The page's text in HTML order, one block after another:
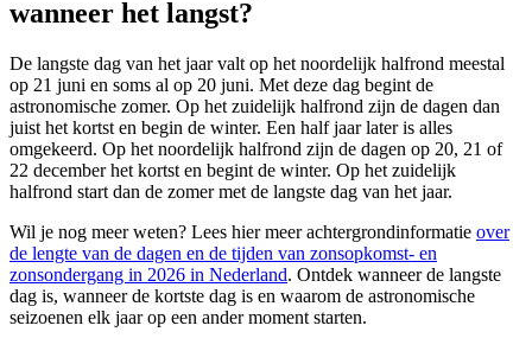
wanneer het langst?
De langste dag van het jaar valt op het noordelijk halfrond meestal
op 21 juni en soms al op 20 juni. Met deze dag begint de
astronomische zomer. Op het zuidelijk halfrond zijn de dagen dan
juist het kortst en begin de winter. Een half jaar later is alles
omgekeerd. Op het noordelijk halfrond zijn de dagen op 20, 21 of
22 december het kortst en begint de winter. Op het zuidelijk
halfrond start dan de zomer met de langste dag van het jaar.
Wil je nog meer weten? Lees hier meer achtergrondinformatie over
de lengte van de dagen en de tijden van zonsopkomst- en
zonsondergang in 2026 in Nederland. Ontdek wanneer de langste
dag is, wanneer de kortste dag is en waarom de astronomische
seizoenen elk jaar op een ander moment starten.